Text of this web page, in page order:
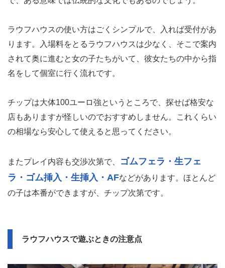
ラウフハウスの使い方はごくシンプルで、入れば受付があ
ります。入場料をとるラウフハウスは少なく、そこで案内
されて奥に進むと女の子たちがいて、彼女たちの中から指
名をして個室に行く流れです。
チップは大体100ユーロ強というところで、探せば格安な
店もありますが怪しいのでおすすめしません。これくらい
の相場なら安心して使えると思ってください。
またプレイ内容も交渉次第で、
ゴムフェラ・生フェ
ラ・ゴム挿入・生挿入・AFなどがあります。ほとんど
の子は本番ができますが、チップ次第です。
ラウフハウスで遊ぶときの注意点